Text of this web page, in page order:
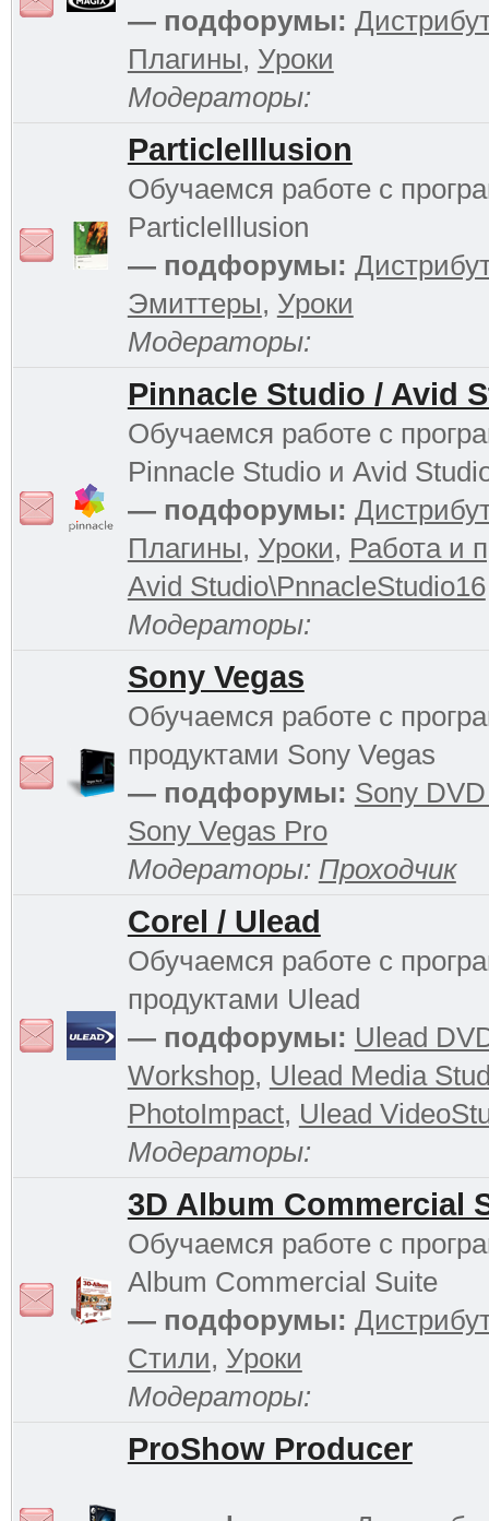
— подфорумы:
Плагины, Уроки
Модераторы:
ParticleIllusion
Обучаемся работе с
ParticleIllusion
— подфорумы:
Эмиттеры, Уроки
Модераторы:
Pinnacle Studio / Avid
Обучаемся работе с
Pinnacle Studio и Avid
— подфорумы:
Плагины, Уроки, Работа и
Avid Studio\PnnacleStudio16
Модераторы:
Sony Vegas
Обучаемся работе с
продуктами Sony Vegas
— подфорумы: Sony
Sony Vegas Pro
Модераторы: Проходчик
Corel / Ulead
Обучаемся работе с
продуктами Ulead
— подфорумы: Ulead
Workshop, Ulead Media
PhotoImpact, Ulead
Модераторы:
3D Album Commercial
Обучаемся работе с
Album Commercial Suite
— подфорумы:
Стили, Уроки
Модераторы:
ProShow Producer